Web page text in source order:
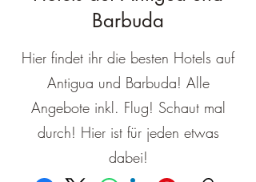
Barbuda
Hier findet ihr die besten Hotels auf
Antigua und Barbuda! Alle
Angebote inkl. Flug! Schaut mal
durch! Hier ist für jeden etwas
dabei!